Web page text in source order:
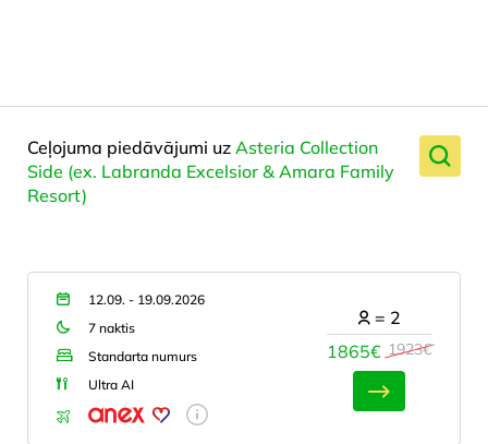
Ceļojuma piedāvājumi uz Asteria Collection
Side (ex. Labranda Excelsior & Amara Family
Resort)
12.09. - 19.09.2026
7 naktis
Standarta numurs
Ultra AI
1865€ 1923€
= 2